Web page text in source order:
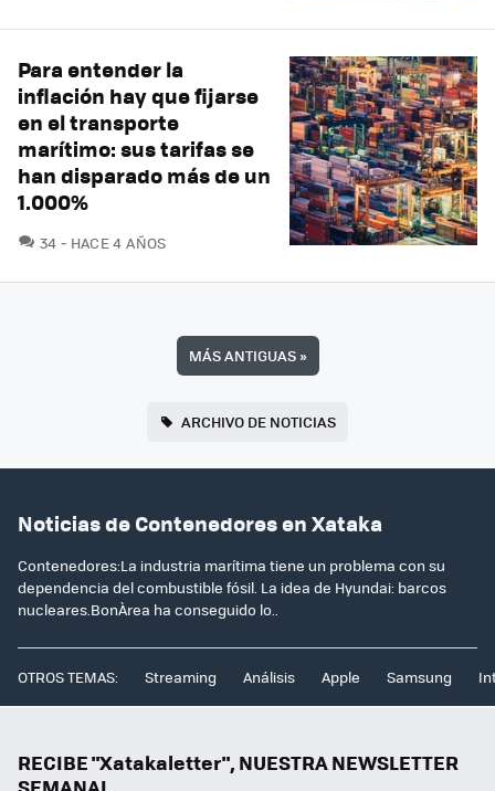
Para entender la
inflación hay que fijarse
en el transporte
marítimo: sus tarifas se
han disparado más de un
1.000%
34 COMENTARIOS
HACE 4 AÑOS
MÁS ANTIGUAS»
ARCHIVO DE NOTICIAS
Noticias de Contenedores en Xataka
Contenedores:La industria marítima tiene un problema con su
dependencia del combustible fósil. La idea de Hyundai: barcos
nucleares.BonÀrea ha conseguido lo..
OTROS TEMAS: Streaming Análisis Apple Samsung
RECIBE "Xatakaletter", NUESTRA NEWSLETTER